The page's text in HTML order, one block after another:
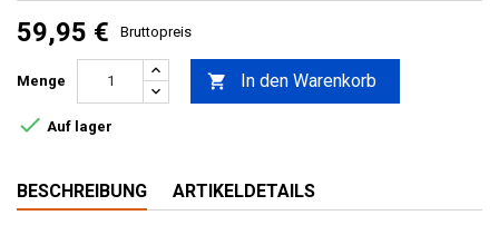
59,95 € Bruttopreis
Menge  In den Warenkorb
 Auf lager
BESCHREIBUNG ARTIKELDETAILS